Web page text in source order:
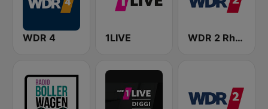
WDR 4 1LIVE WDR 2 Rhein und Ruhr